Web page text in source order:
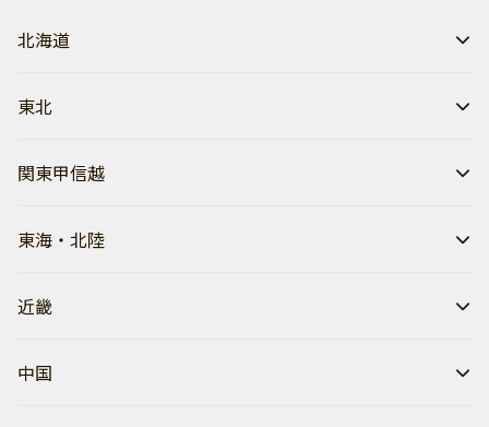
北海道
東北
関東甲信越
東海・北陸
近畿
中国